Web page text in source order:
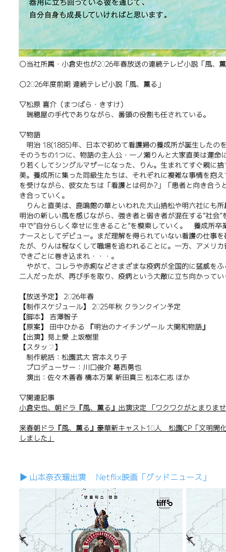
〇当社所属・小倉史也が2026年春放送の連続テレビ小説「風、
〇2026年度前期 連続テレビ小説「風、薫る」
▽松原 喜介（まつばら・きすけ）
瑞穂屋の手代でありながら、番頭の役割も任されている。
▽物語
明治 18(1885)年、日本で初めて看護婦の養成所が誕生したの
そのうちの1つに、物語の主人公・一ノ瀬りんと大家直美は運命
り若くしてシングルマザーになった、りん。生まれてすぐ親に
美。養成所に集った同級生たちは、それぞれに複雑な事情を抱
を受けながら、彼女たちは「看護とは何か?」「患者と向き合う
き合っていく。
りんと直美は、鹿鳴館の華といわれた大山捨松や明六社にも
明治の新しい風を感じながら、強き者と弱き者が混在する“社会
中で“自分らしく幸せに生きること”を模索していく。
養成所卒
ナースとしてデビュー。まだ理解を得られていない看護の仕事
たが、りんは程なくして職場を追われることに。一方、アメリ
できごとに巻き込まれ・・・。
やがて、コレラや赤痢などさまざまな疫病が全国的に猛威を
二人だったが、再び手を取り、疫病という大敵に立ち向かってい
【放送予定】 2026年春
【制作スケジュール】 2025年秋 クランクイン予定
【脚本】 吉澤智子
【原案】 田中ひかる 『明治のナイチンゲール 大関和物語』
【出演】見上愛 上坂樹里
【スタッフ】
制作統括：松園武大 宮本えり子
プロデューサー：川口俊介 葛西勇也
演出：佐々木善春 橋本万葉 新田真三 松本仁志 ほか
▽関連記事
小倉史也、朝ドラ『風、薫る』出演決定 「ワクワクがとまりま
来春朝ドラ『風、薫る』豪華新キャスト10人 松園CP「文明開
しました」
▶︎ 山本奈衣瑠出演 Netflix映画「グッドニュース」